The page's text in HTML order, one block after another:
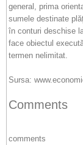
general, prima
sumele destinate
în conturi deschise
face obiectul
termen nelimitat.
Sursa:
Comments
comments